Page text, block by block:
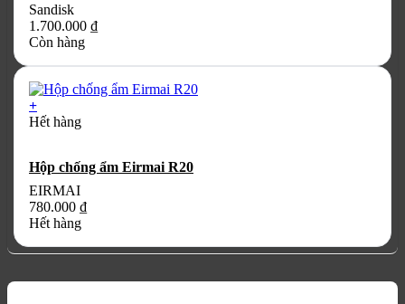
Sandisk
1.700.000 ₫
Còn hàng
+
Hết hàng
Hộp chống ẩm Eirmai R20
EIRMAI
780.000 ₫
Hết hàng